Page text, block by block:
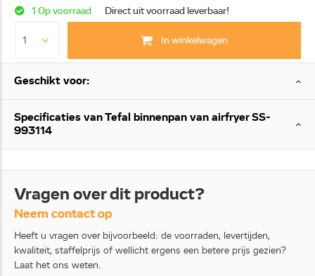
1 Op voorraad Direct uit voorraad leverbaar!
In winkelwagen
Geschikt voor:
Specificaties van Tefal binnenpan van airfryer SS-
993114
Vragen over dit product?
Neem contact op
Heeft u vragen over bijvoorbeeld: de voorraden, levertijden,
kwaliteit, staffelprijs of wellicht ergens een betere prijs gezien?
Laat het ons weten.